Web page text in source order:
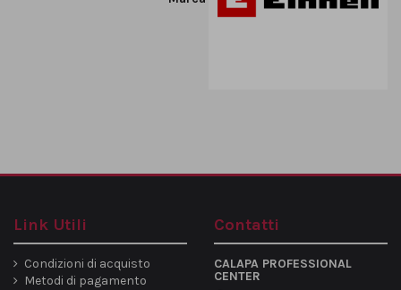
Link Utili
Condizioni di acquisto
Metodi di pagamento
Contatti
CALAPA PROFESSIONAL
CENTER